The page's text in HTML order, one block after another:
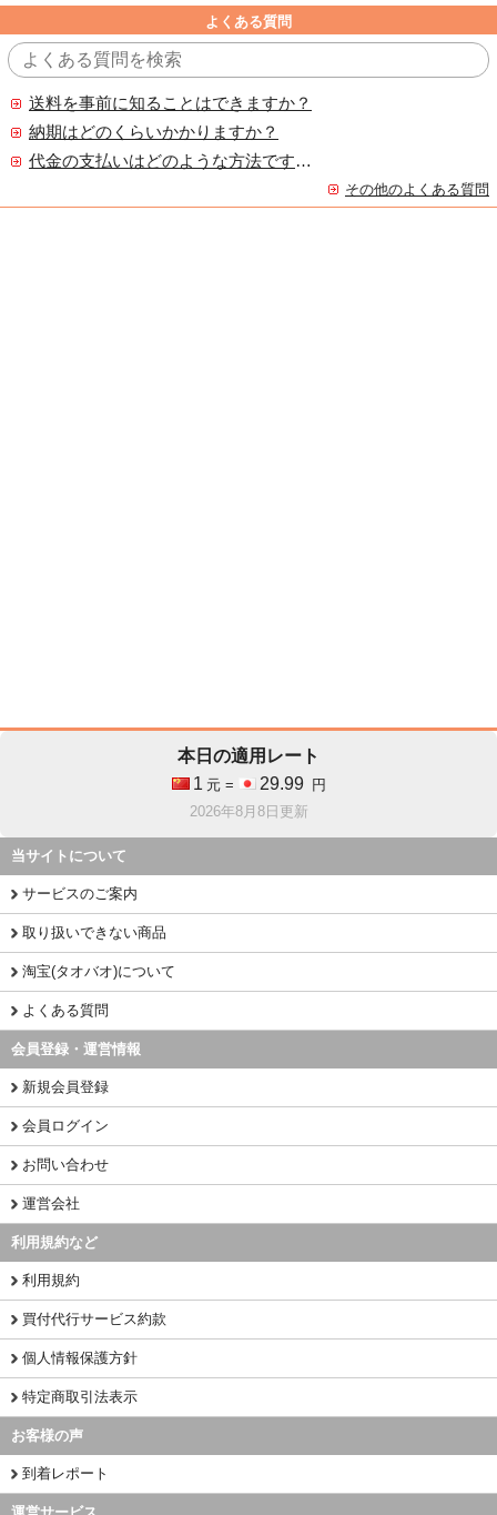
よくある質問
送料を事前に知ることはできますか？
納期はどのくらいかかりますか？
代金の支払いはどのような方法ですか？
その他のよくある質問
本日の適用レート
1 元 = 29.99
円
2026年8月8日更新
当サイトについて
サービスのご案内
取り扱いできない商品
淘宝(タオバオ)について
よくある質問
会員登録・運営情報
新規会員登録
会員ログイン
お問い合わせ
運営会社
利用規約など
利用規約
買付代行サービス約款
個人情報保護方針
特定商取引法表示
お客様の声
到着レポート